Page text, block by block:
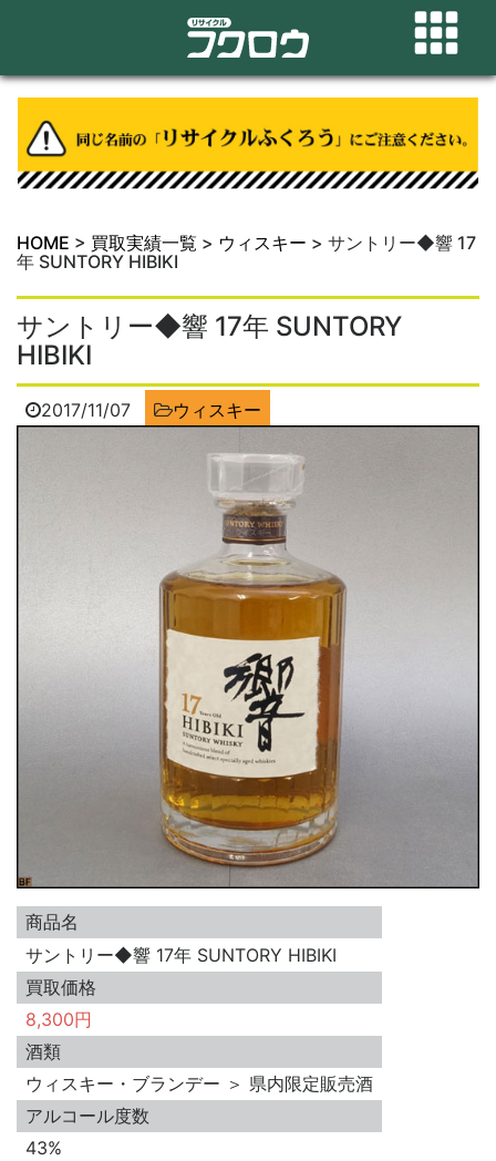
HOME > 買取実績一覧 > ウィスキー > サントリー◆響 17
年 SUNTORY HIBIKI
サントリー◆響 17年 SUNTORY
HIBIKI
2017/11/07 ウィスキー
商品名
サントリー◆響 17年 SUNTORY HIBIKI
買取価格
8,300円
酒類
ウィスキー・ブランデー ＞ 県内限定販売酒
アルコール度数
43%